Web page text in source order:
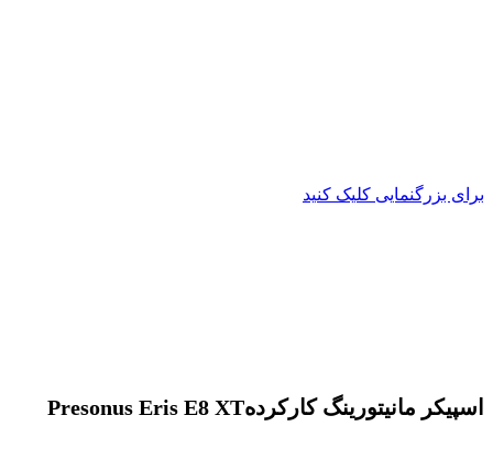
برای بزرگنمایی کلیک کنید
اسپیکر مانیتورینگ کارکردهPresonus Eris E8 XT